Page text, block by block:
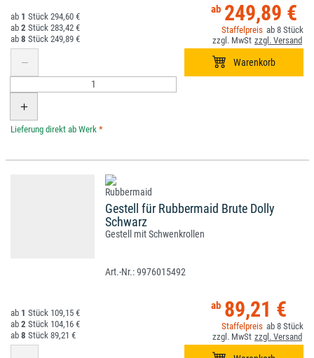
249,89 €
8
1
294,60 €
2
283,42 €
8
249,89 €
*
Gestell für Rubbermaid Brute Dolly
Schwarz
Gestell mit Schwenkrollen
9976015492
89,21 €
8
1
109,15 €
2
104,16 €
8
89,21 €